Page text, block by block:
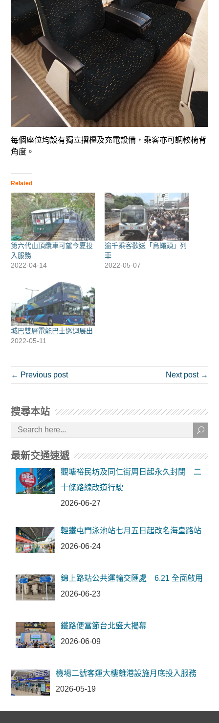
每個座位均設有獨立摺檯及充電設備，乘客亦可調較椅背
角度。
Related
第六代山頂纜車可望今夏投
入服務
2022-04-14
逾千乘客歡送「烏蠅頭」列
車
2022-05-07
城巴雙層電能巴士巡迴展出
2022-05-11
← Previous post Next post →
搜尋本站
最新交通速遞
觀塘裕民坊及同仁街周日起永久封閉 二
十條路線改道行駛
2026-06-27
輕鐵屯門泳池站七月五日起改名海皇路站
2026-06-24
錦上路站公共運輸交匯處 6.21 全面啟用
2026-06-23
鐵路便當節台北盛大揭幕
2026-06-09
機場二號客運大樓離港設施月底投入服務
2026-05-19